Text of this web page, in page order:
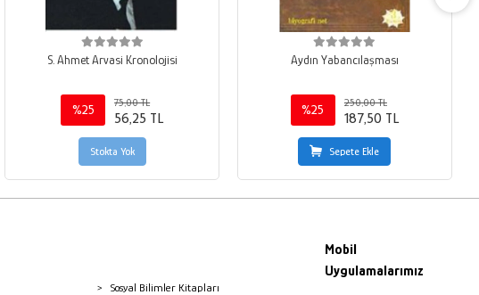
S. Ahmet Arvasi Kronolojisi
%25
75,00 TL
56,25 TL
Stokta Yok
Aydın Yabancılaşması
%25
250,00 TL
187,50 TL
Sepete Ekle
Sosyal Bilimler Kitapları
Mobil
Uygulamalarımız